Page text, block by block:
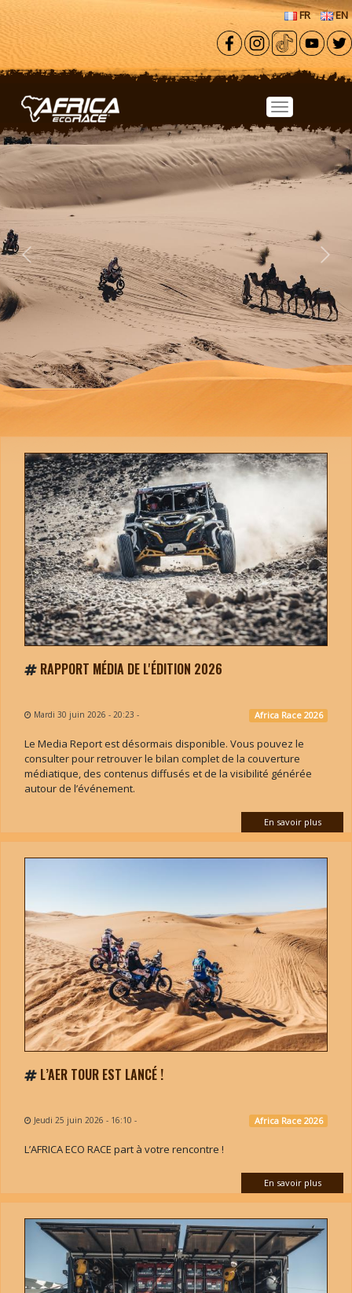
Aller au contenu principal
FR EN
Previous Next
RAPPORT MÉDIA DE L'ÉDITION 2026
Mardi 30 juin 2026 - 20:23 - Africa Race 2026
Le Media Report est désormais disponible. Vous pouvez le
consulter pour retrouver le bilan complet de la couverture
médiatique, des contenus diffusés et de la visibilité générée
autour de l’événement.
En savoir plus
L’AER TOUR EST LANCÉ !
Jeudi 25 juin 2026 - 16:10 - Africa Race 2026
L’AFRICA ECO RACE part à votre rencontre !
En savoir plus